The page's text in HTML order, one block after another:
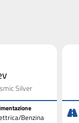
Silver
Benzina